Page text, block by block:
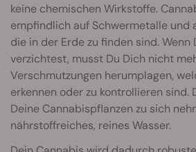
keine chemischen Wirkstoffe.
empfindlich auf Schwermetalle und
die in der Erde zu finden sind. Wenn
verzichtest, musst Du Dich nicht
Verschmutzungen herumplagen,
erkennen oder zu kontrollieren sind.
Deine Cannabispflanzen zu sich
nährstoffreiches, reines Wasser.